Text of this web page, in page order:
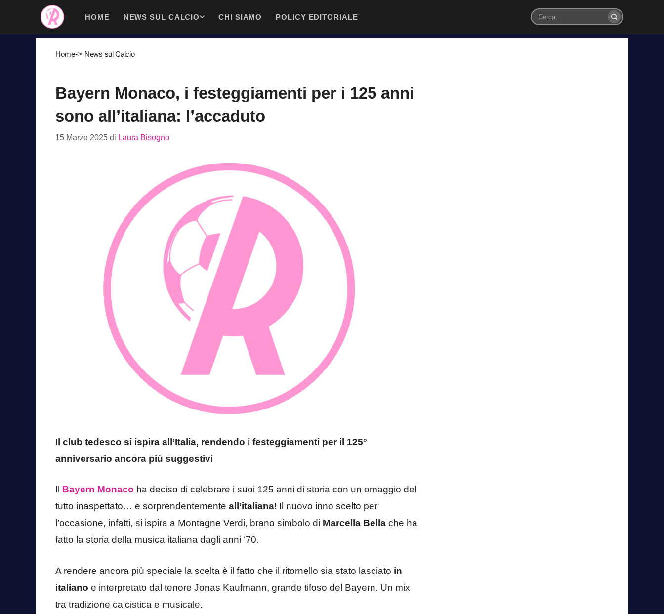
contenuto
HOME NEWS SUL CALCIO CHI SIAMO POLICY EDITORIALE
Cerca
Home-> News sul Calcio
Bayern Monaco, i festeggiamenti per i 125 anni
sono all’italiana: l’accaduto
15 Marzo 2025 di Laura Bisogno
Il club tedesco si ispira all’Italia, rendendo i festeggiamenti per il 125°
anniversario ancora più suggestivi
Il Bayern Monaco ha deciso di celebrare i suoi 125 anni di storia con un omaggio del
tutto inaspettato… e sorprendentemente all’italiana! Il nuovo inno scelto per
l’occasione, infatti, si ispira a Montagne Verdi, brano simbolo di Marcella Bella che ha
fatto la storia della musica italiana dagli anni ‘70.
A rendere ancora più speciale la scelta è il fatto che il ritornello sia stato lasciato in
italiano e interpretato dal tenore Jonas Kaufmann, grande tifoso del Bayern. Un mix
tra tradizione calcistica e musicale.